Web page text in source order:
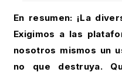
En resumen: ¡La
Exigimos a las
nosotros mismos un
no que destruya.